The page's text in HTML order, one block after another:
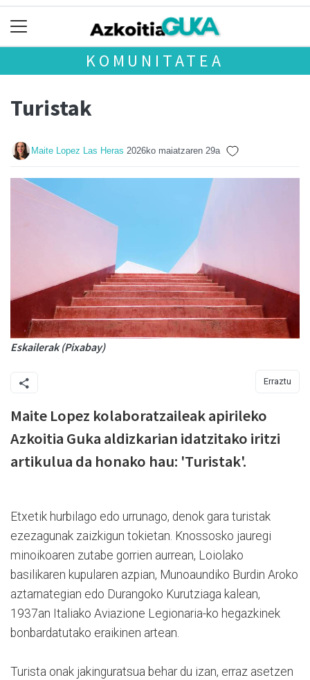
KOMUNITATEA
Turistak
Maite Lopez Las Heras 2026ko maiatzaren 29a
Eskailerak (Pixabay)
Erraztu
Maite Lopez kolaboratzaileak apirileko
Azkoitia Guka aldizkarian idatzitako iritzi
artikulua da honako hau: 'Turistak'.
Etxetik hurbilago edo urrunago, denok gara turistak
ezezagunak zaizkigun tokietan. Knossosko jauregi
minoikoaren zutabe gorrien aurrean, Loiolako
basilikaren kupularen azpian, Munoaundiko Burdin Aroko
aztarnategian edo Durangoko Kurutziaga kalean,
1937an Italiako Aviazione Legionaria-ko hegazkinek
bonbardatutako eraikinen artean.
Turista onak jakinguratsua behar du izan, erraz asetzen